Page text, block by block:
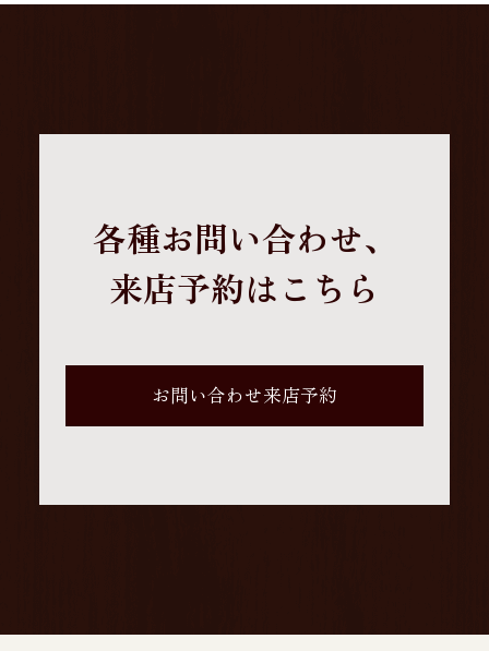
各種お問い合わせ、
来店予約はこちら
お問い合わせ来店予約